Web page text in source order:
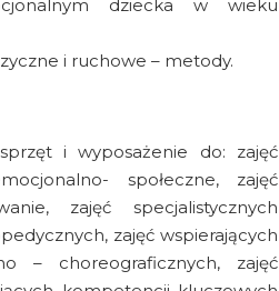
dziecka w wieku
i ruchowe – metody.
i wyposażenie do: zajęć
społeczne, zajęć
zajęć specjalistycznych
zajęć wspierających
– choreograficznych, zajęć